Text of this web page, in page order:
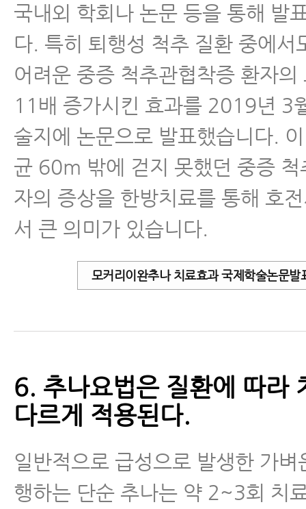
국내외 학회나 논문 등을 통해 발
다. 특히 퇴행성 척추 질환 중에서
어려운 중증 척추관협착증 환자의
11배 증가시킨 효과를 2019년 3
술지에 논문으로 발표했습니다.
균 60m 밖에 걷지 못했던 중증 척
자의 증상을 한방치료를 통해 호
서 큰 의미가 있습니다.
모커리이완추나 치료효과 국제학술논문
6. 추나요법은 질환에 따라
다르게 적용된다.
일반적으로 급성으로 발생한 가벼
행하는 단순 추나는 약 2~3회 치